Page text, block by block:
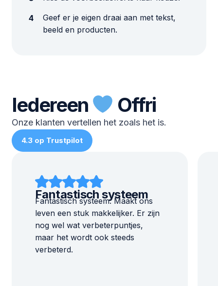
Geef er je eigen draai aan met tekst,
beeld en producten.
Iedereen Offri
Onze klanten vertellen het zoals het is.
4.3 op Trustpilot
Fantastisch systeem
Fantastisch systeem. Maakt ons
leven een stuk makkelijker. Er zijn
nog wel wat verbeterpuntjes,
maar het wordt ook steeds
verbeterd.